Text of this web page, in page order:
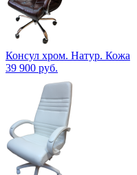
Консул хром. Натур. Кожа
39 900 руб.